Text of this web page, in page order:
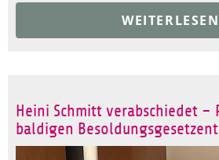
Heini Schmitt verabschiedet –
baldigen